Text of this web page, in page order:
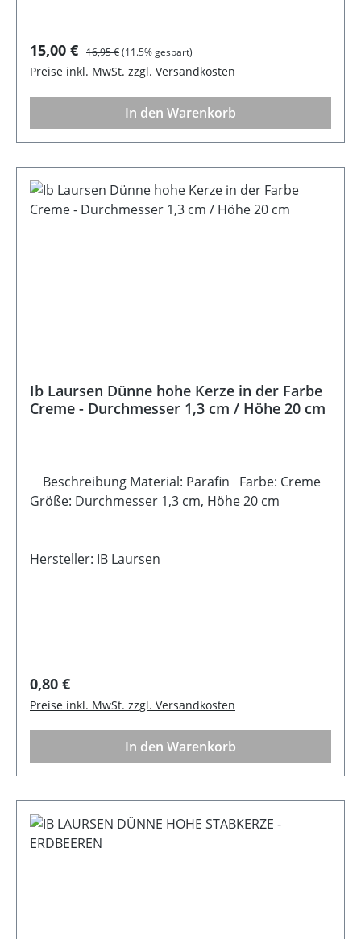
Verkaufspreis:
15,00 € Regulärer Preis:
16,95 €(11.5% gespart)
Preise inkl. MwSt. zzgl. Versandkosten
In den Warenkorb
Ib Laursen Dünne hohe Kerze in der Farbe
Creme - Durchmesser 1,3 cm / Höhe 20 cm
Beschreibung Material: Parafin Farbe: Creme
Größe: Durchmesser 1,3 cm, Höhe 20 cm
Hersteller: IB Laursen
Regulärer Preis:
0,80 €
Preise inkl. MwSt. zzgl. Versandkosten
In den Warenkorb